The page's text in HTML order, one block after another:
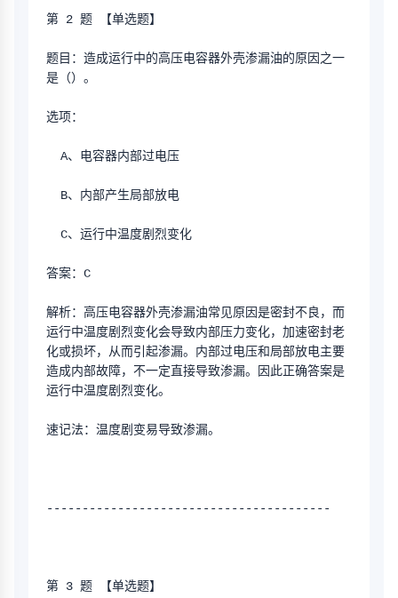
第 2 题 【单选题】
题目：造成运行中的高压电容器外壳渗漏油的原因之一
是（）。
选项：
  A、电容器内部过电压
  B、内部产生局部放电
  C、运行中温度剧烈变化
答案：C
解析：高压电容器外壳渗漏油常见原因是密封不良，而
运行中温度剧烈变化会导致内部压力变化，加速密封老
化或损坏，从而引起渗漏。内部过电压和局部放电主要
造成内部故障，不一定直接导致渗漏。因此正确答案是
运行中温度剧烈变化。
速记法：温度剧变易导致渗漏。
----------------------------------------
第 3 题 【单选题】